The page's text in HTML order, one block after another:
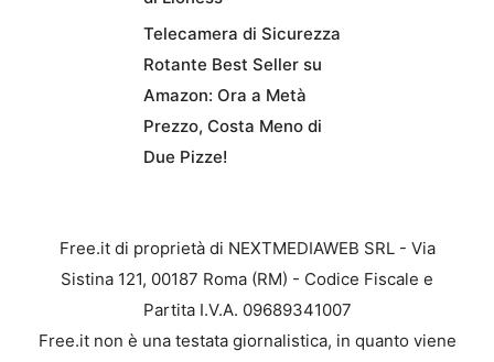
Telecamera di Sicurezza
Rotante Best Seller su
Amazon: Ora a Metà
Prezzo, Costa Meno di
Due Pizze!
Free.it di proprietà di NEXTMEDIAWEB SRL - Via
Sistina 121, 00187 Roma (RM) - Codice Fiscale e
Partita I.V.A. 09689341007
Free.it non è una testata giornalistica, in quanto viene